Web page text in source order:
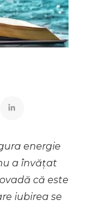
energie
a învățat
că este
iubirea se